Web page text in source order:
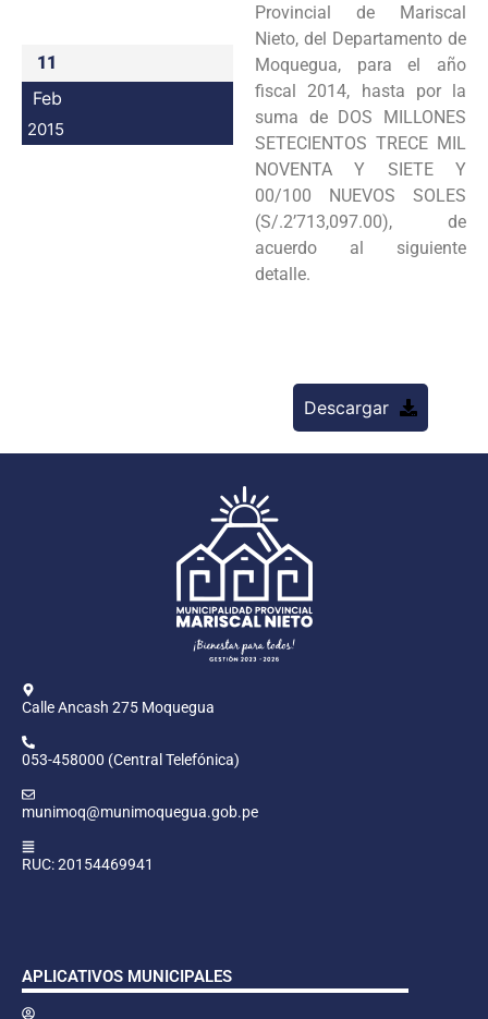
11
Feb
2015
Provincial de Mariscal
Nieto, del Departamento de
Moquegua, para el año
fiscal 2014, hasta por la
suma de DOS MILLONES
SETECIENTOS TRECE MIL
NOVENTA Y SIETE Y
00/100 NUEVOS SOLES
(S/.2’713,097.00), de
acuerdo al siguiente
detalle.
Descargar
Calle Ancash 275 Moquegua
053-458000 (Central Telefónica)
munimoq@munimoquegua.gob.pe
RUC: 20154469941
APLICATIVOS MUNICIPALES